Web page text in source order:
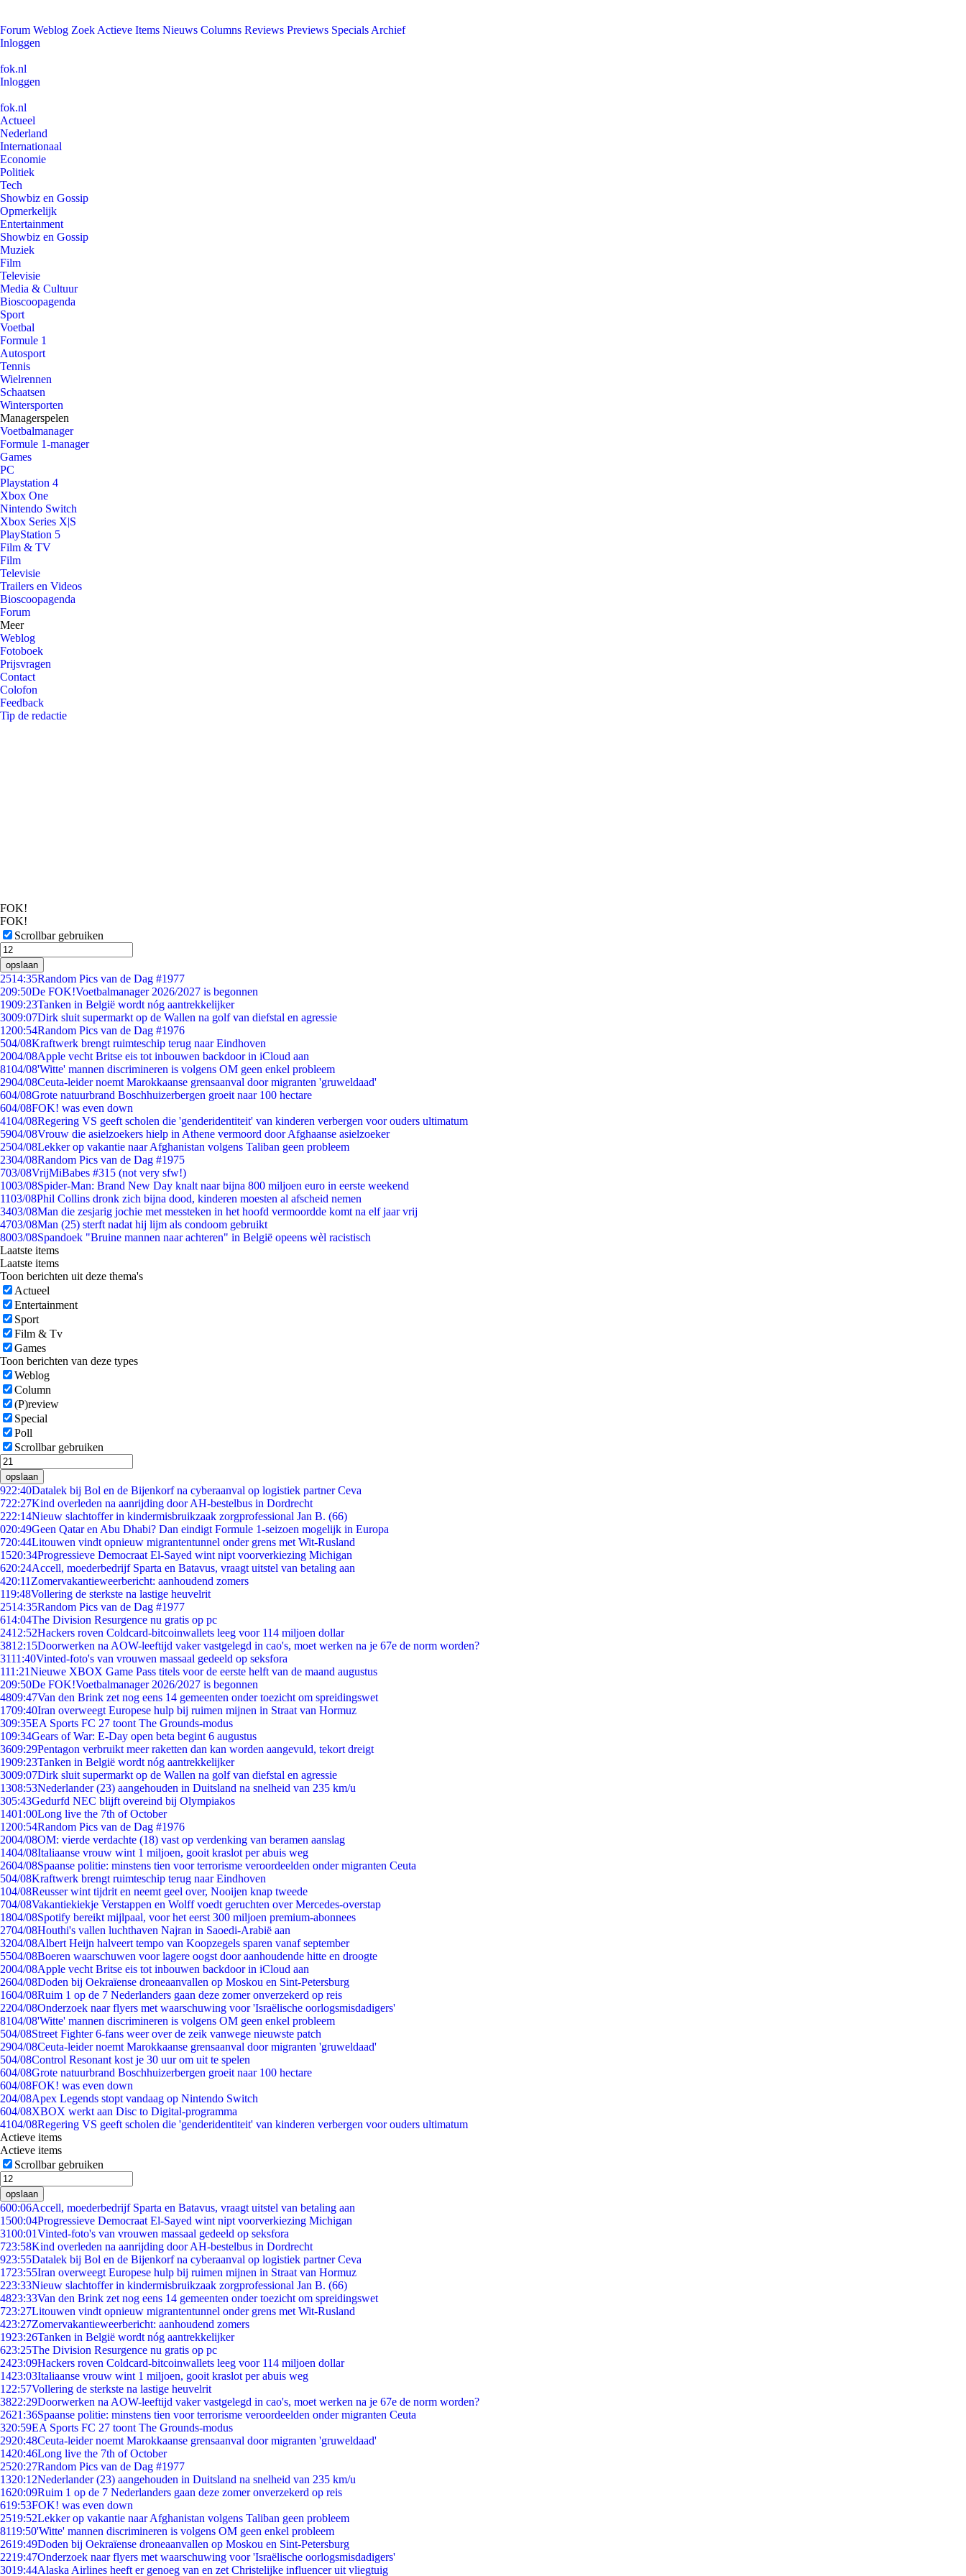
Forum Weblog Zoek Actieve Items Nieuws Columns Reviews Previews Specials Archief
Inloggen
fok.nl
Inloggen
fok.nl
Actueel
Nederland
Internationaal
Economie
Politiek
Tech
Showbiz en Gossip
Opmerkelijk
Entertainment
Showbiz en Gossip
Muziek
Film
Televisie
Media & Cultuur
Bioscoopagenda
Sport
Voetbal
Formule 1
Autosport
Tennis
Wielrennen
Schaatsen
Wintersporten
Managerspelen
Voetbalmanager
Formule 1-manager
Games
PC
Playstation 4
Xbox One
Nintendo Switch
Xbox Series X|S
PlayStation 5
Film & TV
Film
Televisie
Trailers en Videos
Bioscoopagenda
Forum
Meer
Weblog
Fotoboek
Prijsvragen
Contact
Colofon
Feedback
Tip de redactie
FOK!
FOK!
Scrollbar gebruiken
opslaan
2514:35Random Pics van de Dag #1977
209:50De FOK!Voetbalmanager 2026/2027 is begonnen
1909:23Tanken in België wordt nóg aantrekkelijker
3009:07Dirk sluit supermarkt op de Wallen na golf van diefstal en agressie
1200:54Random Pics van de Dag #1976
504/08Kraftwerk brengt ruimteschip terug naar Eindhoven
2004/08Apple vecht Britse eis tot inbouwen backdoor in iCloud aan
8104/08'Witte' mannen discrimineren is volgens OM geen enkel probleem
2904/08Ceuta-leider noemt Marokkaanse grensaanval door migranten 'gruweldaad'
604/08Grote natuurbrand Boschhuizerbergen groeit naar 100 hectare
604/08FOK! was even down
4104/08Regering VS geeft scholen die 'genderidentiteit' van kinderen verbergen voor ouders ultimatum
5904/08Vrouw die asielzoekers hielp in Athene vermoord door Afghaanse asielzoeker
2504/08Lekker op vakantie naar Afghanistan volgens Taliban geen probleem
2304/08Random Pics van de Dag #1975
703/08VrijMiBabes #315 (not very sfw!)
1003/08Spider-Man: Brand New Day knalt naar bijna 800 miljoen euro in eerste weekend
1103/08Phil Collins dronk zich bijna dood, kinderen moesten al afscheid nemen
3403/08Man die zesjarig jochie met messteken in het hoofd vermoordde komt na elf jaar vrij
4703/08Man (25) sterft nadat hij lijm als condoom gebruikt
8003/08Spandoek "Bruine mannen naar achteren" in België opeens wèl racistisch
Laatste items
Laatste items
Toon berichten uit deze thema's
Actueel
Entertainment
Sport
Film & Tv
Games
Toon berichten van deze types
Weblog
Column
(P)review
Special
Poll
Scrollbar gebruiken
opslaan
922:40Datalek bij Bol en de Bijenkorf na cyberaanval op logistiek partner Ceva
722:27Kind overleden na aanrijding door AH-bestelbus in Dordrecht
222:14Nieuw slachtoffer in kindermisbruikzaak zorgprofessional Jan B. (66)
020:49Geen Qatar en Abu Dhabi? Dan eindigt Formule 1-seizoen mogelijk in Europa
720:44Litouwen vindt opnieuw migrantentunnel onder grens met Wit-Rusland
1520:34Progressieve Democraat El-Sayed wint nipt voorverkiezing Michigan
620:24Accell, moederbedrijf Sparta en Batavus, vraagt uitstel van betaling aan
420:11 Zomervakantieweerbericht: aanhoudend zomers
119:48Vollering de sterkste na lastige heuvelrit
2514:35Random Pics van de Dag #1977
614:04The Division Resurgence nu gratis op pc
2412:52Hackers roven Coldcard-bitcoinwallets leeg voor 114 miljoen dollar
3812:15Doorwerken na AOW-leeftijd vaker vastgelegd in cao's, moet werken na je 67e de norm worden?
3111:40Vinted-foto's van vrouwen massaal gedeeld op seksfora
111:21Nieuwe XBOX Game Pass titels voor de eerste helft van de maand augustus
209:50De FOK!Voetbalmanager 2026/2027 is begonnen
4809:47Van den Brink zet nog eens 14 gemeenten onder toezicht om spreidingswet
1709:40Iran overweegt Europese hulp bij ruimen mijnen in Straat van Hormuz
309:35EA Sports FC 27 toont The Grounds-modus
109:34Gears of War: E-Day open beta begint 6 augustus
3609:29Pentagon verbruikt meer raketten dan kan worden aangevuld, tekort dreigt
1909:23Tanken in België wordt nóg aantrekkelijker
3009:07Dirk sluit supermarkt op de Wallen na golf van diefstal en agressie
1308:53Nederlander (23) aangehouden in Duitsland na snelheid van 235 km/u
305:43Gedurfd NEC blijft overeind bij Olympiakos
1401:00Long live the 7th of October
1200:54Random Pics van de Dag #1976
2004/08OM: vierde verdachte (18) vast op verdenking van beramen aanslag
1404/08Italiaanse vrouw wint 1 miljoen, gooit kraslot per abuis weg
2604/08Spaanse politie: minstens tien voor terrorisme veroordeelden onder migranten Ceuta
504/08Kraftwerk brengt ruimteschip terug naar Eindhoven
104/08Reusser wint tijdrit en neemt geel over, Nooijen knap tweede
704/08Vakantiekiekje Verstappen en Wolff voedt geruchten over Mercedes-overstap
1804/08Spotify bereikt mijlpaal, voor het eerst 300 miljoen premium-abonnees
2704/08Houthi's vallen luchthaven Najran in Saoedi-Arabië aan
3204/08Albert Heijn halveert tempo van Koopzegels sparen vanaf september
5504/08Boeren waarschuwen voor lagere oogst door aanhoudende hitte en droogte
2004/08Apple vecht Britse eis tot inbouwen backdoor in iCloud aan
2604/08Doden bij Oekraïense droneaanvallen op Moskou en Sint-Petersburg
1604/08Ruim 1 op de 7 Nederlanders gaan deze zomer onverzekerd op reis
2204/08Onderzoek naar flyers met waarschuwing voor 'Israëlische oorlogsmisdadigers'
8104/08'Witte' mannen discrimineren is volgens OM geen enkel probleem
504/08Street Fighter 6-fans weer over de zeik vanwege nieuwste patch
2904/08Ceuta-leider noemt Marokkaanse grensaanval door migranten 'gruweldaad'
504/08Control Resonant kost je 30 uur om uit te spelen
604/08Grote natuurbrand Boschhuizerbergen groeit naar 100 hectare
604/08FOK! was even down
204/08Apex Legends stopt vandaag op Nintendo Switch
604/08XBOX werkt aan Disc to Digital-programma
4104/08Regering VS geeft scholen die 'genderidentiteit' van kinderen verbergen voor ouders ultimatum
Actieve items
Actieve items
Scrollbar gebruiken
opslaan
600:06Accell, moederbedrijf Sparta en Batavus, vraagt uitstel van betaling aan
1500:04Progressieve Democraat El-Sayed wint nipt voorverkiezing Michigan
3100:01Vinted-foto's van vrouwen massaal gedeeld op seksfora
723:58Kind overleden na aanrijding door AH-bestelbus in Dordrecht
923:55Datalek bij Bol en de Bijenkorf na cyberaanval op logistiek partner Ceva
1723:55Iran overweegt Europese hulp bij ruimen mijnen in Straat van Hormuz
223:33Nieuw slachtoffer in kindermisbruikzaak zorgprofessional Jan B. (66)
4823:33Van den Brink zet nog eens 14 gemeenten onder toezicht om spreidingswet
723:27Litouwen vindt opnieuw migrantentunnel onder grens met Wit-Rusland
423:27Zomervakantieweerbericht: aanhoudend zomers
1923:26Tanken in België wordt nóg aantrekkelijker
623:25The Division Resurgence nu gratis op pc
2423:09Hackers roven Coldcard-bitcoinwallets leeg voor 114 miljoen dollar
1423:03Italiaanse vrouw wint 1 miljoen, gooit kraslot per abuis weg
1 22:57Vollering de sterkste na lastige heuvelrit
3822:29Doorwerken na AOW-leeftijd vaker vastgelegd in cao's, moet werken na je 67e de norm worden?
2621:36Spaanse politie: minstens tien voor terrorisme veroordeelden onder migranten Ceuta
320:59EA Sports FC 27 toont The Grounds-modus
2920:48Ceuta-leider noemt Marokkaanse grensaanval door migranten 'gruweldaad'
1420:46Long live the 7th of October
2520:27Random Pics van de Dag #1977
1320:12Nederlander (23) aangehouden in Duitsland na snelheid van 235 km/u
1620:09Ruim 1 op de 7 Nederlanders gaan deze zomer onverzekerd op reis
619:53FOK! was even down
2519:52Lekker op vakantie naar Afghanistan volgens Taliban geen probleem
8119:50'Witte' mannen discrimineren is volgens OM geen enkel probleem
2619:49Doden bij Oekraïense droneaanvallen op Moskou en Sint-Petersburg
2219:47Onderzoek naar flyers met waarschuwing voor 'Israëlische oorlogsmisdadigers'
3019:44Alaska Airlines heeft er genoeg van en zet Christelijke influencer uit vliegtuig